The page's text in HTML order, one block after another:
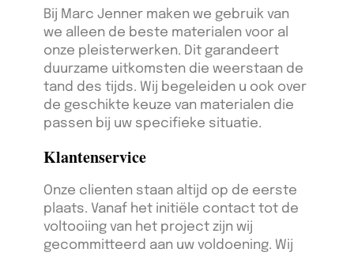
Bij Marc Jenner maken we gebruik van
we alleen de beste materialen voor al
onze pleisterwerken. Dit garandeert
duurzame uitkomsten die weerstaan de
tand des tijds. Wij begeleiden u ook over
de geschikte keuze van materialen die
passen bij uw specifieke situatie.
Klantenservice
Onze clienten staan altijd op de eerste
plaats. Vanaf het initiële contact tot de
voltooiing van het project zijn wij
gecommitteerd aan uw voldoening. Wij